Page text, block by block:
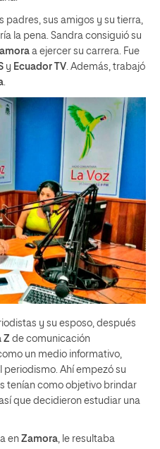
padres, sus amigos y su tierra,
la pena. Sandra consiguió su
a ejercer su carrera. Fue
y Ecuador TV. Además, trabajó
.
y su esposo, después
Z de comunicación
un medio informativo,
periodismo. Ahí empezó su
tenían como objetivo brindar
que decidieron estudiar una
en Zamora, le resultaba